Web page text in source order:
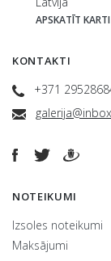
APSKATĪT KARTI
KONTAKTI
+371
NOTEIKUMI
Izsoles noteikumi
Maksājumi